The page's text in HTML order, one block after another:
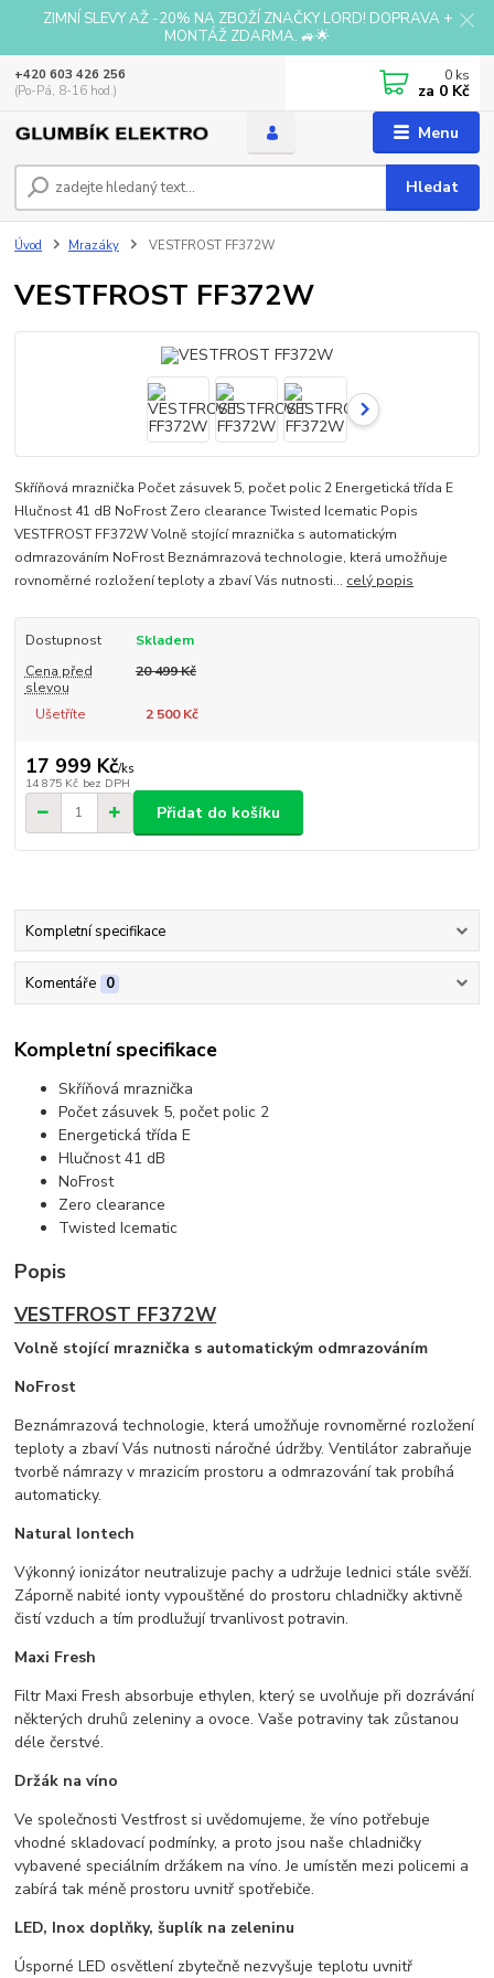
ZIMNÍ SLEVY AŽ -20% NA ZBOŽÍ ZNAČKY LORD! DOPRAVA +
MONTÁŽ ZDARMA. 🚙🌟
Menu
Hledat
+420 603 426 256
(Po-Pá, 8-16 hod.)
0 ks
za 0 Kč
Úvod Mrazáky VESTFROST FF372W
VESTFROST FF372W
Skříňová mraznička Počet zásuvek 5, počet polic 2 Energetická třída E
Hlučnost 41 dB NoFrost Zero clearance Twisted Icematic Popis
VESTFROST FF372W Volně stojící mraznička s automatickým
odmrazováním NoFrost Beznámrazová technologie, která umožňuje
rovnoměrné rozložení teploty a zbaví Vás nutnosti... celý popis
Dostupnost
Skladem
Cena před
slevou
20 499 Kč
Ušetříte 2 500 Kč
17 999 Kč/ks
14 875 Kč bez DPH
Přidat do košíku
Kompletní specifikace
Komentáře 0
Kompletní specifikace
Skříňová mraznička
Počet zásuvek 5, počet polic 2
Energetická třída E
Hlučnost 41 dB
NoFrost
Zero clearance
Twisted Icematic
Popis
VESTFROST FF372W
Volně stojící mraznička s automatickým odmrazováním
NoFrost
Beznámrazová technologie, která umožňuje rovnoměrné rozložení
teploty a zbaví Vás nutnosti náročné údržby. Ventilátor zabraňuje
tvorbě námrazy v mrazicím prostoru a odmrazování tak probíhá
automaticky.
Natural Iontech
Výkonný ionizátor neutralizuje pachy a udržuje lednici stále svěží.
Záporně nabité ionty vypouštěné do prostoru chladničky aktivně
čistí vzduch a tím prodlužují trvanlivost potravin.
Maxi Fresh
Filtr Maxi Fresh absorbuje ethylen, který se uvolňuje při dozrávání
některých druhů zeleniny a ovoce. Vaše potraviny tak zůstanou
déle čerstvé.
Držák na víno
Ve společnosti Vestfrost si uvědomujeme, že víno potřebuje
vhodné skladovací podmínky, a proto jsou naše chladničky
vybavené speciálním držákem na víno. Je umístěn mezi policemi a
zabírá tak méně prostoru uvnitř spotřebiče.
LED, Inox doplňky, šuplík na zeleninu
Úsporné LED osvětlení zbytečně nezvyšuje teplotu uvnitř